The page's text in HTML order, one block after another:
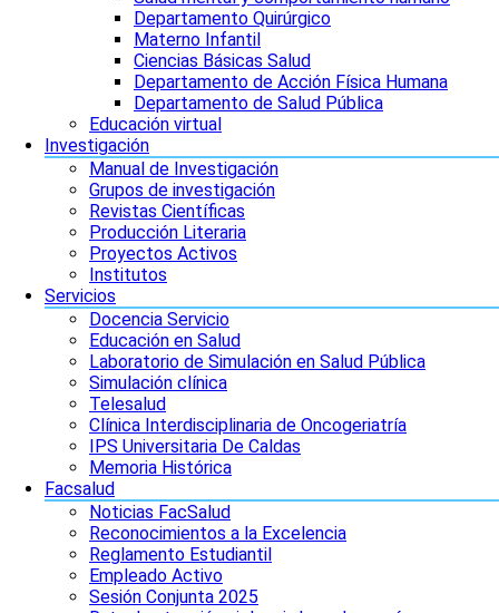
Departamento Quirúrgico
Materno Infantil
Ciencias Básicas Salud
Departamento de Acción Física Humana
Departamento de Salud Pública
Educación virtual
Investigación
Manual de Investigación
Grupos de investigación
Revistas Científicas
Producción Literaria
Proyectos Activos
Institutos
Servicios
Docencia Servicio
Educación en Salud
Laboratorio de Simulación en Salud Pública
Simulación clínica
Telesalud
Clínica Interdisciplinaria de Oncogeriatría
IPS Universitaria De Caldas
Memoria Histórica
Facsalud
Noticias FacSalud
Reconocimientos a la Excelencia
Reglamento Estudiantil
Empleado Activo
Sesión Conjunta 2025